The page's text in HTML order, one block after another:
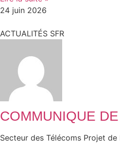
24 juin 2026
ACTUALITÉS SFR
COMMUNIQUE
Secteur des Télécoms Projet de